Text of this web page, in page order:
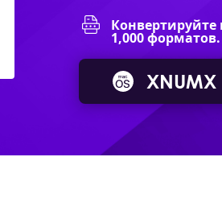
1,000 форматов.
XNUMX